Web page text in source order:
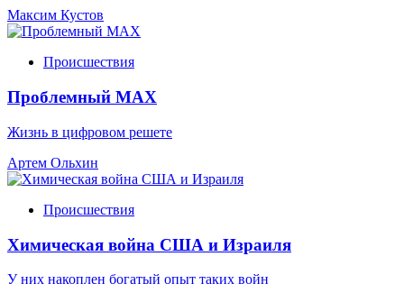
Максим Кустов
Происшествия
Проблемный МАХ
Жизнь в цифровом решете
Артем Ольхин
Происшествия
Химическая война США и Израиля
У них накоплен богатый опыт таких войн